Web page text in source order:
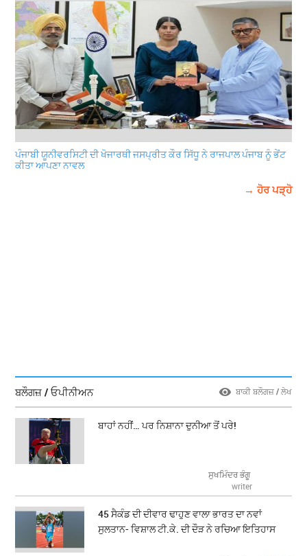
ਪੰਜਾਬੀ ਯੂਨੀਵਰਸਿਟੀ ਦੀ ਖੋਜਾਰਥੀ ਜਸਪ੍ਰੀਤ ਕੌਰ ਸਿੱਧੂ ਨੇ ਰਾਜਪਾਲ ਪੰਜਾਬ ਨੂੰ ਭੇਂਟ
ਕੀਤਾ ਆਪਣਾ ਨਾਵਲ
→ ਹੋਰ ਪੜ੍ਹੋ
ਬਲੌਗਜ਼ / ਓਪੀਨੀਅਨ ਬਾਕੀ ਬਲੌਗਜ਼ / ਲੇਖ
ਬਾਹਾਂ ਨਹੀਂ… ਪਰ ਨਿਸ਼ਾਨਾ ਦੁਨੀਆ ਤੋਂ ਪਰੇ!
ਸੁਖਮਿੰਦਰ ਭੰਗੂ
writer
45 ਸੈਕੰਡ ਦੀ ਦੀਵਾਰ ਢਾਹੁਣ ਵਾਲਾ ਭਾਰਤ ਦਾ ਨਵਾਂ
ਸੁਲਤਾਨ- ਵਿਸ਼ਾਲ ਟੀ.ਕੇ. ਦੀ ਦੌੜ ਨੇ ਰਚਿਆ ਇਤਿਹਾਸ